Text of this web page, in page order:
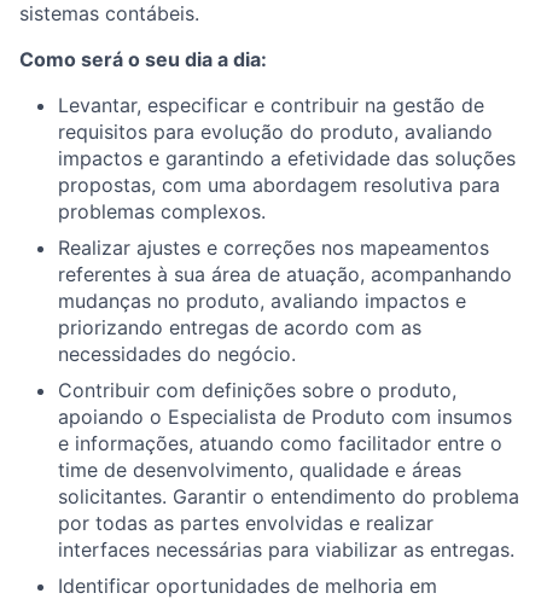
sistemas contábeis.
Como será o seu dia a dia:
Levantar, especificar e contribuir na gestão de
requisitos para evolução do produto, avaliando
impactos e garantindo a efetividade das soluções
propostas, com uma abordagem resolutiva para
problemas complexos.
Realizar ajustes e correções nos mapeamentos
referentes à sua área de atuação, acompanhando
mudanças no produto, avaliando impactos e
priorizando entregas de acordo com as
necessidades do negócio.
Contribuir com definições sobre o produto,
apoiando o Especialista de Produto com insumos
e informações, atuando como facilitador entre o
time de desenvolvimento, qualidade e áreas
solicitantes. Garantir o entendimento do problema
por todas as partes envolvidas e realizar
interfaces necessárias para viabilizar as entregas.
Identificar oportunidades de melhoria em